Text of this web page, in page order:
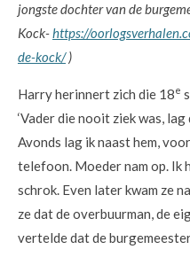
jongste dochter van de
Kock- https://
de-kock/)
Harry herinnert zich die 18e
‘Vader die nooit ziek was, lag
Avonds lag ik naast hem,
telefoon. Moeder nam op. Ik
schrok. Even later kwam ze
ze dat de overbuurman, de
vertelde dat de